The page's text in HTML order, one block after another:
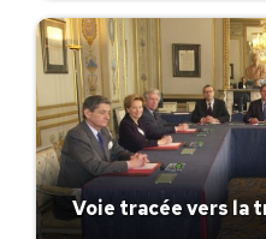
Voie tracée vers la